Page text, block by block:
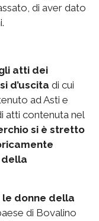
di aver dato
atti dei
d’uscita di cui
ad Asti e
atti contenuta nel
si è stretto
le donne della
di Bovalino